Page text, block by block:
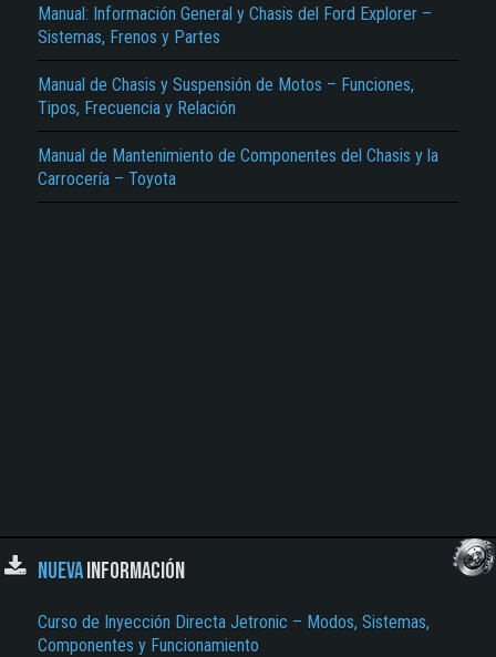
Manual: Información General y Chasis del Ford Explorer –
Sistemas, Frenos y Partes
Manual de Chasis y Suspensión de Motos – Funciones,
Tipos, Frecuencia y Relación
Manual de Mantenimiento de Componentes del Chasis y la
Carrocería – Toyota
NUEVAINFORMACIÓN
Curso de Inyección Directa Jetronic – Modos, Sistemas,
Componentes y Funcionamiento
No carga o no se visualiza el contenido.
Reportar otro tipo de error...